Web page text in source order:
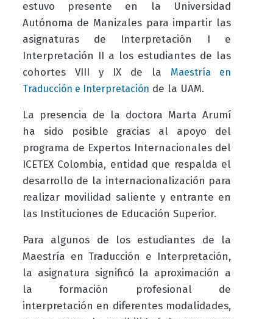
estuvo presente en la Universidad
Autónoma de Manizales para impartir las
asignaturas de Interpretación I e
Interpretación II a los estudiantes de las
cohortes VIII y IX de la Maestría en
Traducción e Interpretación de la UAM.
La presencia de la doctora Marta Arumí
ha sido posible gracias al apoyo del
programa de Expertos Internacionales del
ICETEX Colombia, entidad que respalda el
desarrollo de la internacionalización para
realizar movilidad saliente y entrante en
las Instituciones de Educación Superior.
Para algunos de los estudiantes de la
Maestría en Traducción e Interpretación,
la asignatura significó la aproximación a
la formación profesional de
interpretación en diferentes modalidades,